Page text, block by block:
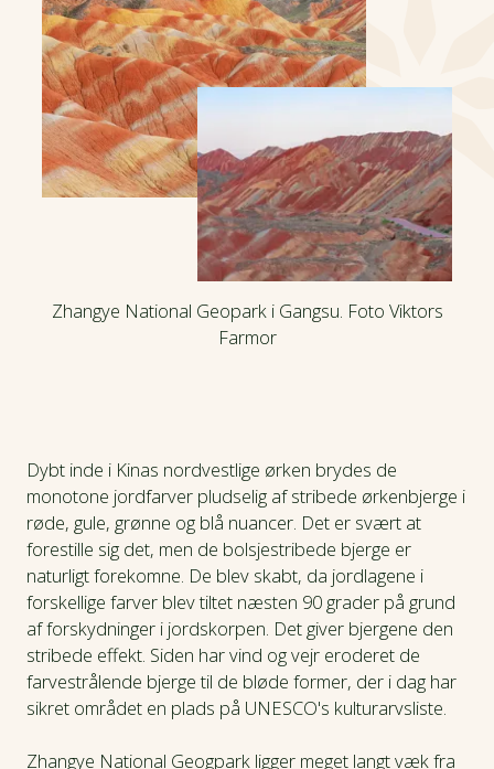
Zhangye National Geopark i Gangsu. Foto Viktors
Farmor
Dybt inde i Kinas nordvestlige ørken brydes de
monotone jordfarver pludselig af stribede ørkenbjerge i
røde, gule, grønne og blå nuancer. Det er svært at
forestille sig det, men de bolsjestribede bjerge er
naturligt forekomne. De blev skabt, da jordlagene i
forskellige farver blev tiltet næsten 90 grader på grund
af forskydninger i jordskorpen. Det giver bjergene den
stribede effekt. Siden har vind og vejr eroderet de
farvestrålende bjerge til de bløde former, der i dag har
sikret området en plads på UNESCO's kulturarvsliste.
Zhangye National Geogpark ligger meget langt væk fra